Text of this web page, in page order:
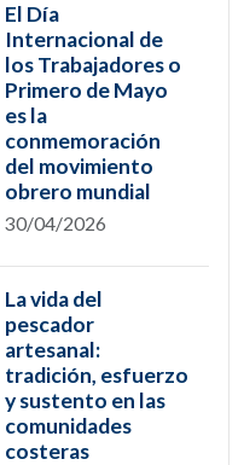
El Día
Internacional de
los Trabajadores o
Primero de Mayo
es la
conmemoración
del movimiento
obrero mundial
30/04/2026
La vida del
pescador
artesanal:
tradición, esfuerzo
y sustento en las
comunidades
costeras